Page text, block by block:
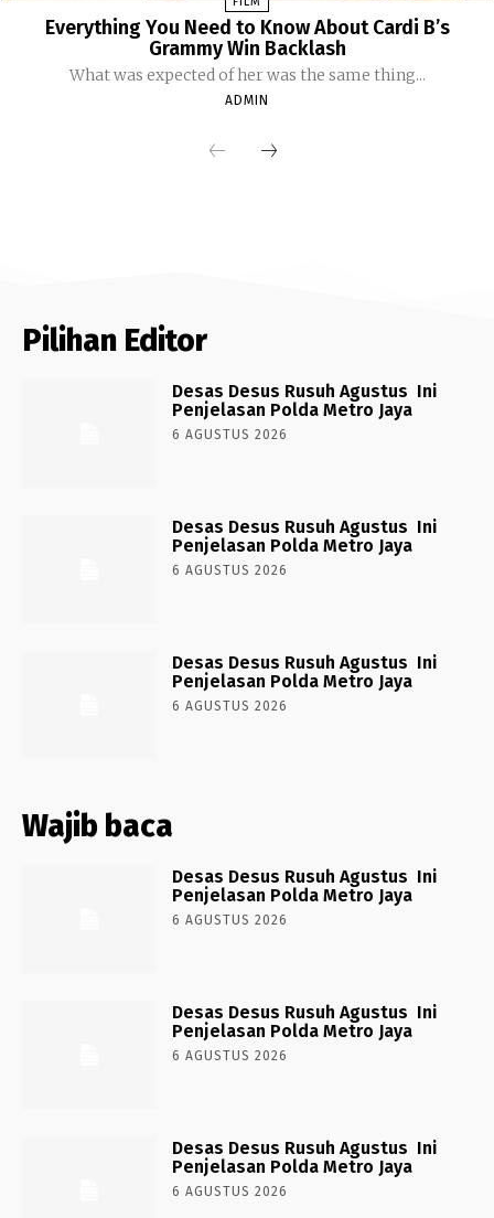
Everything You Need to Know About Cardi B’s
Grammy Win Backlash
What was expected of her was the same thing...
ADMIN
Pilihan Editor
Desas Desus Rusuh Agustus Ini
Penjelasan Polda Metro Jaya
6 AGUSTUS 2026
Desas Desus Rusuh Agustus Ini
Penjelasan Polda Metro Jaya
6 AGUSTUS 2026
Desas Desus Rusuh Agustus Ini
Penjelasan Polda Metro Jaya
6 AGUSTUS 2026
Wajib baca
Desas Desus Rusuh Agustus Ini
Penjelasan Polda Metro Jaya
6 AGUSTUS 2026
Desas Desus Rusuh Agustus Ini
Penjelasan Polda Metro Jaya
6 AGUSTUS 2026
Desas Desus Rusuh Agustus Ini
Penjelasan Polda Metro Jaya
6 AGUSTUS 2026